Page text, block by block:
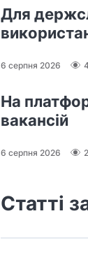
Для
6 серпня 2026
На
вакансій
6 серпня 2026
Статті